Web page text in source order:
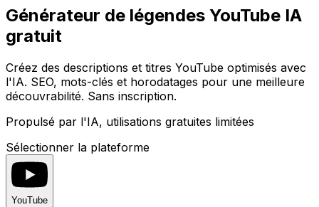
Générateur de légendes YouTube IA
gratuit
Créez des descriptions et titres YouTube optimisés avec
l'IA. SEO, mots-clés et horodatages pour une meilleure
découvrabilité. Sans inscription.
Propulsé par l'IA, utilisations gratuites limitées
Sélectionner la plateforme
YouTube